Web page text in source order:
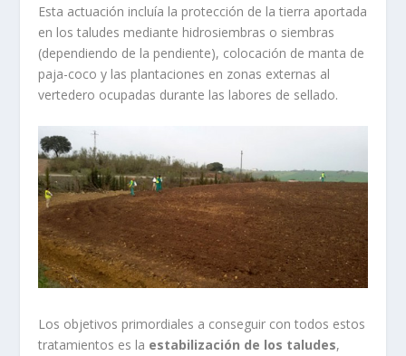
Esta actuación incluía la protección de la tierra aportada
en los taludes mediante hidrosiembras o siembras
(dependiendo de la pendiente), colocación de manta de
paja-coco y las plantaciones en zonas externas al
vertedero ocupadas durante las labores de sellado.
Los objetivos primordiales a conseguir con todos estos
tratamientos es la estabilización de los taludes,